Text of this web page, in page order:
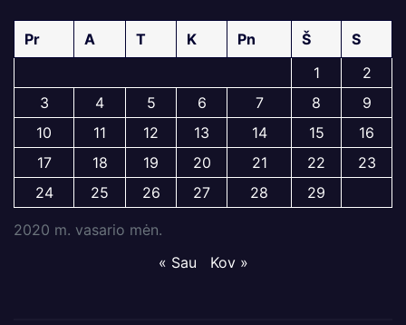
2020 m. vasario mėn.
Pr A T K Pn Š
S
1
2
3
4 5 6 7 8
9
10
11 12 13 14 15
16
17
18 19 20 21 22
23
24
25 26 27 28 29
« Sau Kov »